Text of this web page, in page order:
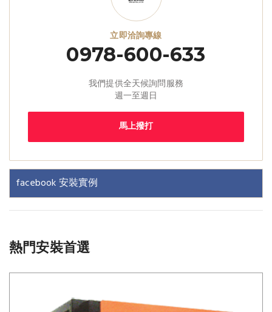
立即洽詢專線
0978-600-633
我們提供全天候詢問服務
週一至週日
馬上撥打
facebook 安裝實例
熱門安裝首選